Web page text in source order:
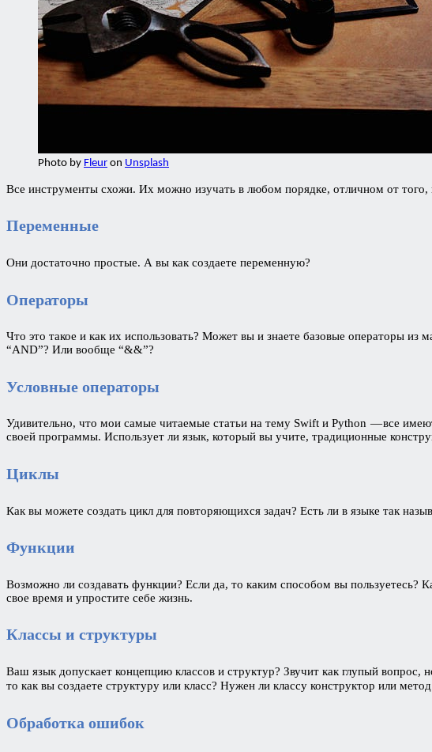
Photo by Fleur on Unsplash
Все инструменты схожи. Их можно изучать в любом порядке, отличном от того,
Переменные
Они достаточно простые. А вы как создаете переменную?
Операторы
Что это такое и как их использовать? Может вы и знаете базовые операторы из
“AND”? Или вообще “&&”?
Условные операторы
Удивительно, что мои самые читаемые статьи на тему Swift и Python — все
своей программы. Использует ли язык, который вы учите, традиционные
Циклы
Как вы можете создать цикл для повторяющихся задач? Есть ли в языке так
Функции
Возможно ли создавать функции? Если да, то каким способом вы пользуетесь?
свое время и упростите себе жизнь.
Классы и структуры
Ваш язык допускает концепцию классов и структур? Звучит как глупый вопрос,
то как вы создаете структуру или класс? Нужен ли классу конструктор или метод
Обработка ошибок